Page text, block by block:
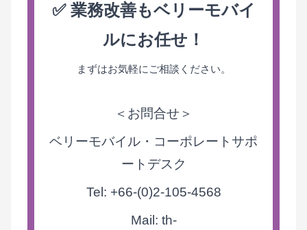
✅ 業務改善もベリーモバイ
ルにお任せ！
まずはお気軽にご相談ください。
＜お問合せ＞
ベリーモバイル・コーポレートサポ
ートデスク
Tel: +66-(0)2-105-4568
Mail: th-